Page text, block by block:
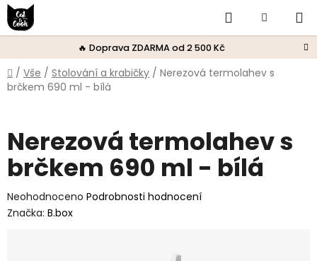
Přejít
na
obsah
🔥 Doprava ZDARMA od 2 500 Kč
HledatNákupní
košík
Domů
/ Vše / Stolování a krabičky / Nerezová termolahev s
brčkem 690 ml - bílá
Nerezová termolahev s
brčkem 690 ml - bílá
Průměrné
hodnocení
Neohodnoceno Podrobnosti hodnocení
Značka: B.box